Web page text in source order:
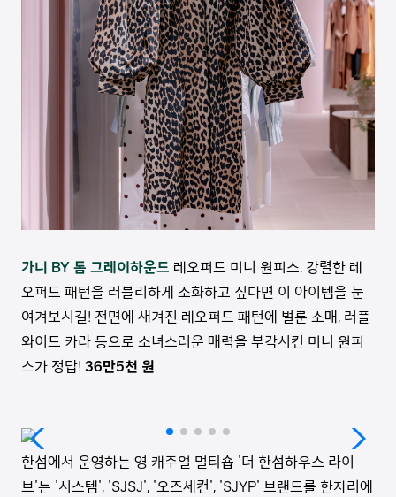
가니 BY 톰 그레이하운드 레오퍼드 미니 원피스. 강렬한 레
오퍼드 패턴을 러블리하게 소화하고 싶다면 이 아이템을 눈
여겨보시길! 전면에 새겨진 레오퍼드 패턴에 벌룬 소매, 러플
와이드 카라 등으로 소녀스러운 매력을 부각시킨 미니 원피
스가 정답! 36만5천 원
한섬에서 운영하는 영 캐주얼 멀티숍 '더 한섬하우스 라이
브'는 '시스템', 'SJSJ', '오즈세컨', 'SJYP' 브랜드를 한자리에